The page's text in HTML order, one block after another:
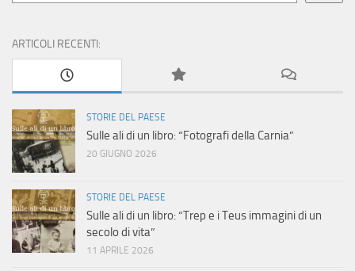
ARTICOLI RECENTI:
STORIE DEL PAESE
Sulle ali di un libro: “Fotografi della Carnia”
20 GIUGNO 2026
STORIE DEL PAESE
Sulle ali di un libro: “Trep e i Teus immagini di un
secolo di vita”
11 APRILE 2026